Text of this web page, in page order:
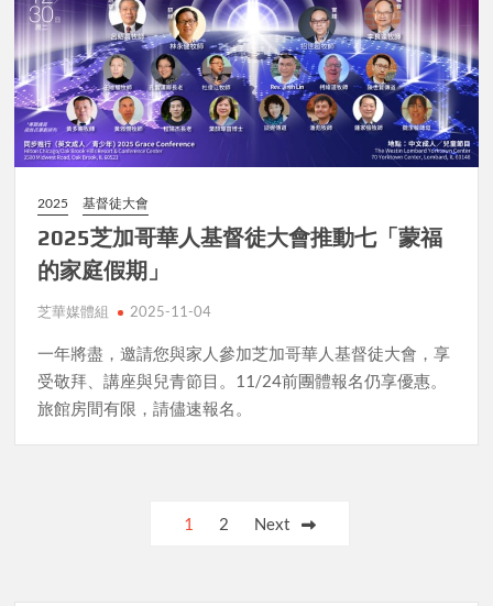
2025 基督徒大會
2025芝加哥華人基督徒大會推動七「蒙福
的家庭假期」
芝華媒體組 2025-11-04
一年將盡，邀請您與家人參加芝加哥華人基督徒大會，享
受敬拜、講座與兒青節目。11/24前團體報名仍享優惠。
旅館房間有限，請儘速報名。
1 2 Next